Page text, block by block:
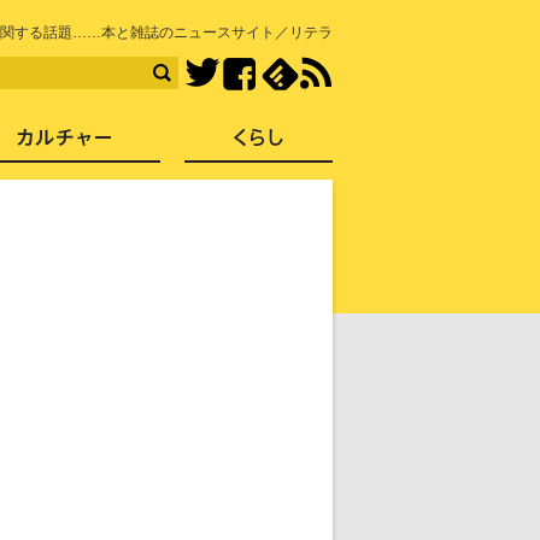
する話題……本と雑誌のニュースサイト／リテラ
TwitterFacebook
社会